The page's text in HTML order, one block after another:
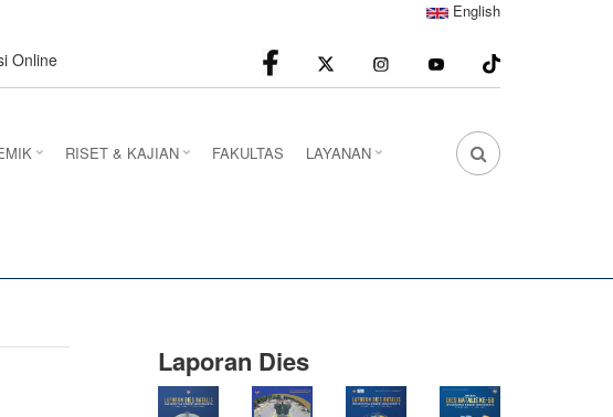
English
Online facebook Instagram youtube
FA
RISET & KAJIAN FAKULTAS LAYANAN
Laporan Dies